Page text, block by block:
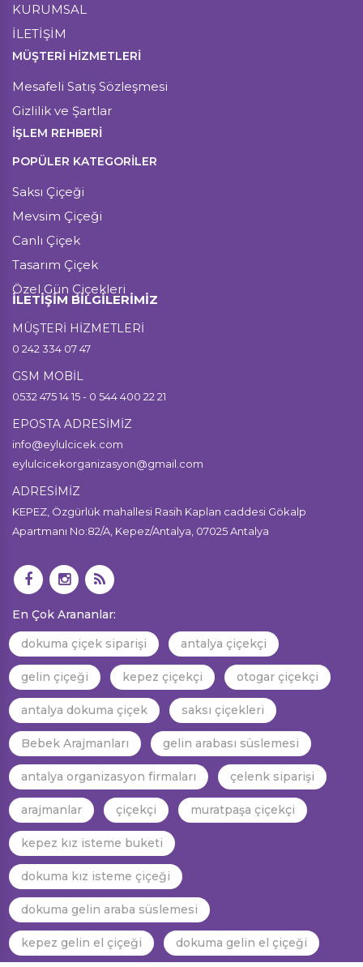
KURUMSAL
İLETİŞİM
MÜŞTERI HIZMETLERI
Mesafeli Satış Sözleşmesi
Gizlilik ve Şartlar
İŞLEM REHBERİ
POPÜLER KATEGORİLER
Saksı Çiçeği
Mevsim Çiçeği
Canlı Çiçek
Tasarım Çiçek
Özel Gün Çiçekleri
İLETİŞİM BİLGİLERİMİZ
MÜŞTERİ HİZMETLERİ
0 242 334 07 47
GSM MOBİL
0532 475 14 15 - 0 544 400 22 21
EPOSTA ADRESİMİZ
info@eylulcicek.com
eylulcicekorganizasyon@gmail.com
ADRESİMİZ
KEPEZ, Özgürlük mahallesi Rasih Kaplan caddesi Gökalp
Apartmanı No:82/A, Kepez/Antalya, 07025 Antalya
En Çok Arananlar:
dokuma çiçek siparişi
antalya çiçekçi
gelin çiçeği kepez çiçekçi otogar çiçekçi
antalya dokuma çiçek saksı çiçekleri
Bebek Arajmanları gelin arabası süslemesi
antalya organizasyon firmaları çelenk siparişi
arajmanlar çiçekçi muratpaşa çiçekçi
kepez kız isteme buketi
dokuma kız isteme çiçeği
dokuma gelin araba süslemesi
kepez gelin el çiçeği dokuma gelin el çiçeği